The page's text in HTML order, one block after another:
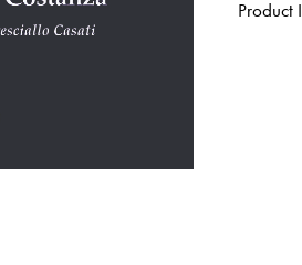
Product